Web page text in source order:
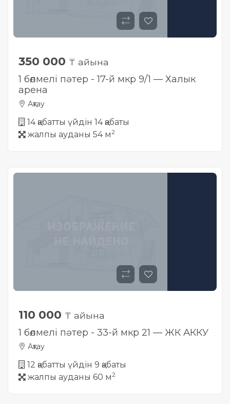
350 000 ₸ айына
1 бөлмелі пәтер - 17-й мкр 9/1 — Халык
арена
Ақтау
14 қабатты үйдін 14 қабаты
жалпы ауданы 54 м2
110 000 ₸ айына
1 бөлмелі пәтер - 33-й мкр 21 — ЖК АККУ
Ақтау
12 қабатты үйдін 9 қабаты
жалпы ауданы 60 м2